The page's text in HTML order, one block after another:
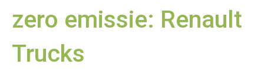
zero emissie: Renault
Trucks